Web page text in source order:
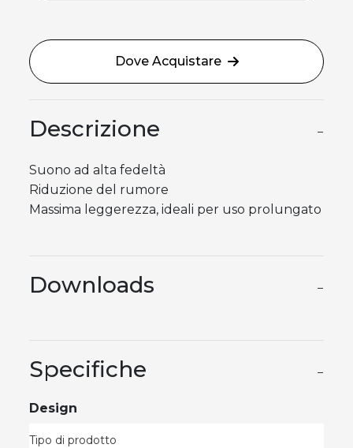
Dove Acquistare
Descrizione −
Suono ad alta fedeltà
Riduzione del rumore
Massima leggerezza, ideali per uso prolungato
Downloads −
Specifiche −
Design
Tipo di prodotto